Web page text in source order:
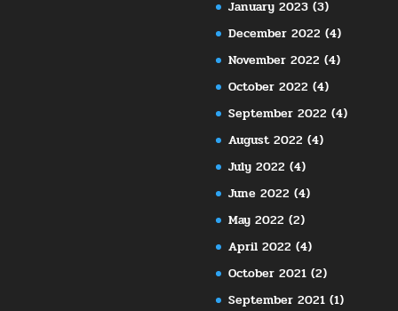
January 2023 (3)
December 2022 (4)
November 2022 (4)
October 2022 (4)
September 2022 (4)
August 2022 (4)
July 2022 (4)
June 2022 (4)
May 2022 (2)
April 2022 (4)
October 2021 (2)
September 2021 (1)